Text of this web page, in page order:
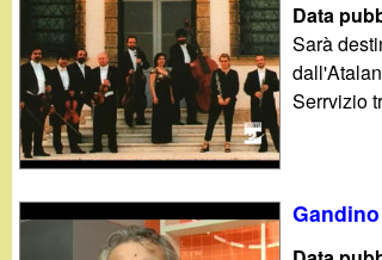
Data
Sarà
Serrvizio